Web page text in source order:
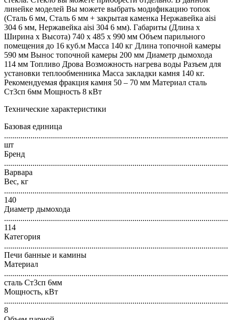
линейке моделей Вы можете выбрать модификацию топок
(Сталь 6 мм, Сталь 6 мм + закрытая каменка Нержавейка aisi
304 6 мм, Нержавейка aisi 304 6 мм). Габариты (Длина х
Ширина х Высота) 740 х 485 х 990 мм Объем парильного
помещения до 16 куб.м Масса 140 кг Длина топочной камеры
590 мм Вынос топочной камеры 200 мм Диаметр дымохода
114 мм Топливо Дрова Возможность нагрева воды Разъем для
установки теплообменника Масса закладки камня 140 кг.
Рекомендуемая фракция камня 50 – 70 мм Материал сталь
Ст3сп 6мм Мощность 8 кВт
Технические характеристики
Базовая единица
шт
Бренд
Варвара
Вес, кг
140
Диаметр дымохода
114
Категория
Печи банные и камины
Материал
сталь Ст3сп 6мм
Мощность, кВт
8